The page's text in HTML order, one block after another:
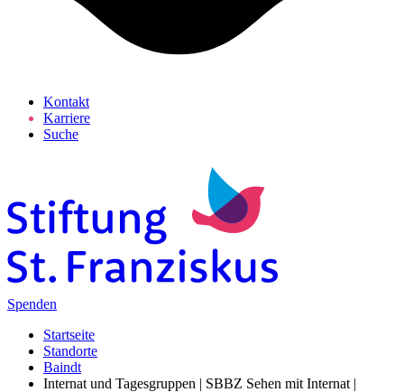
Kontakt
Karriere
Suche
Spenden
Startseite
Standorte
Baindt
Internat und Tagesgruppen | SBBZ Sehen mit Internat |